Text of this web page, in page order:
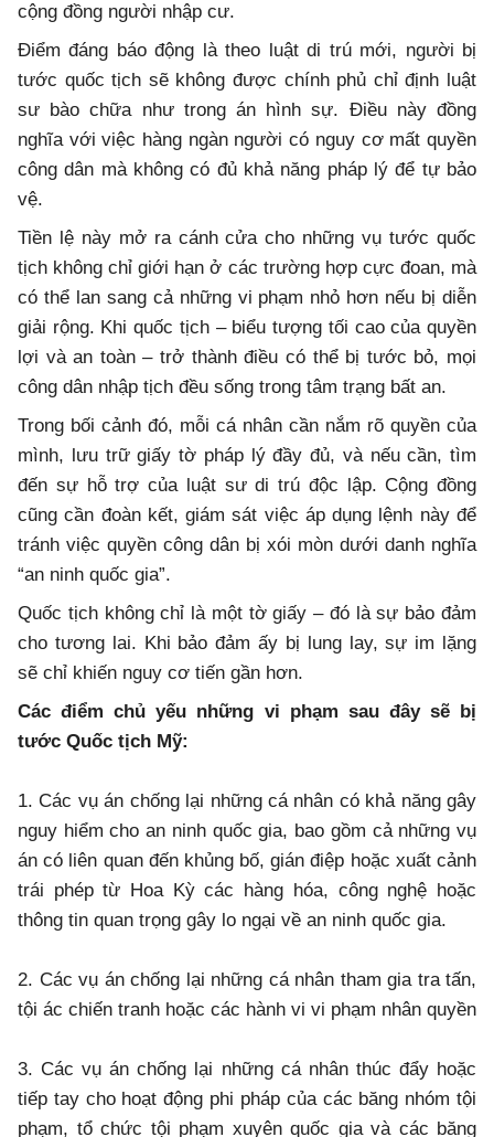
cộng đồng người nhập cư.
Điểm đáng báo động là theo luật di trú mới, người bị
tước quốc tịch sẽ không được chính phủ chỉ định luật
sư bào chữa như trong án hình sự. Điều này đồng
nghĩa với việc hàng ngàn người có nguy cơ mất quyền
công dân mà không có đủ khả năng pháp lý để tự bảo
vệ.
Tiền lệ này mở ra cánh cửa cho những vụ tước quốc
tịch không chỉ giới hạn ở các trường hợp cực đoan, mà
có thể lan sang cả những vi phạm nhỏ hơn nếu bị diễn
giải rộng. Khi quốc tịch – biểu tượng tối cao của quyền
lợi và an toàn – trở thành điều có thể bị tước bỏ, mọi
công dân nhập tịch đều sống trong tâm trạng bất an.
Trong bối cảnh đó, mỗi cá nhân cần nắm rõ quyền của
mình, lưu trữ giấy tờ pháp lý đầy đủ, và nếu cần, tìm
đến sự hỗ trợ của luật sư di trú độc lập. Cộng đồng
cũng cần đoàn kết, giám sát việc áp dụng lệnh này để
tránh việc quyền công dân bị xói mòn dưới danh nghĩa
“an ninh quốc gia”.
Quốc tịch không chỉ là một tờ giấy – đó là sự bảo đảm
cho tương lai. Khi bảo đảm ấy bị lung lay, sự im lặng
sẽ chỉ khiến nguy cơ tiến gần hơn.
Các điểm chủ yếu những vi phạm sau đây sẽ bị
tước Quốc tịch Mỹ:
1. Các vụ án chống lại những cá nhân có khả năng gây
nguy hiểm cho an ninh quốc gia, bao gồm cả những vụ
án có liên quan đến khủng bố, gián điệp hoặc xuất cảnh
trái phép từ Hoa Kỳ các hàng hóa, công nghệ hoặc
thông tin quan trọng gây lo ngại về an ninh quốc gia.
2. Các vụ án chống lại những cá nhân tham gia tra tấn,
tội ác chiến tranh hoặc các hành vi vi phạm nhân quyền
3. Các vụ án chống lại những cá nhân thúc đẩy hoặc
tiếp tay cho hoạt động phi pháp của các băng nhóm tội
phạm, tổ chức tội phạm xuyên quốc gia và các băng